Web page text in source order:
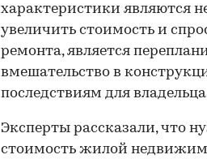
характеристики являются
увеличить стоимость и
ремонта, является
вмешательство в
последствиям для
Эксперты рассказали, что
стоимость жилой